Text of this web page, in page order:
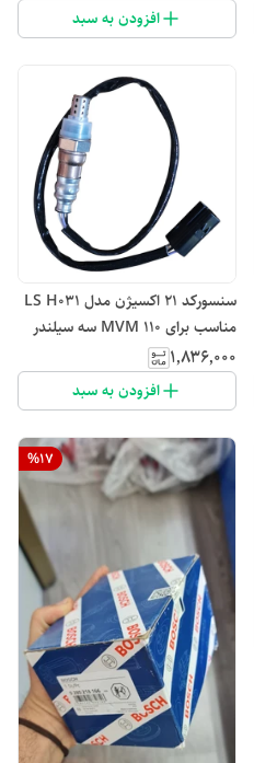
افزودن به سبد
سنسورکد ۲۱ اکسیژن مدل LS H031
مناسب برای MVM 110 سه سیلندر
۱٬۸۳۶٬۰۰۰
افزودن به سبد
%17